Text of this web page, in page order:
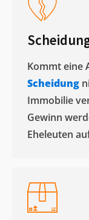
Kommt eine
Scheidung
Immobilie
Gewinn
Eheleuten